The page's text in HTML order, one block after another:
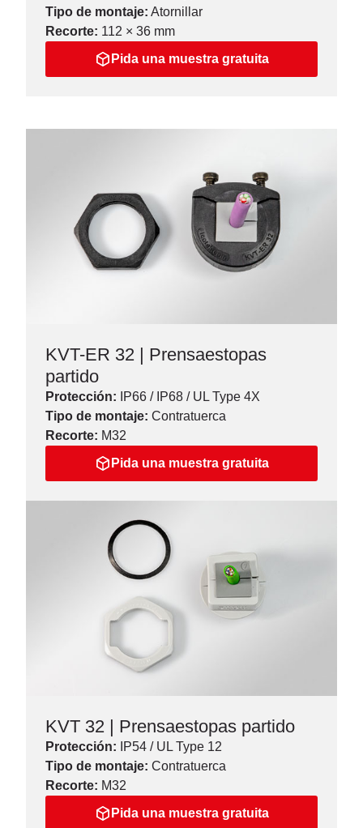
Tipo de montaje: Atornillar
Recorte: 112 × 36 mm
Pida una muestra gratuita
KVT-ER 32 | Prensaestopas
partido
Protección:
IP66 / IP68 / UL Type 4X
Tipo de montaje: Contratuerca
Recorte: M32
Pida una muestra gratuita
KVT 32 | Prensaestopas partido
Protección:
IP54 / UL Type 12
Tipo de montaje: Contratuerca
Recorte: M32
Pida una muestra gratuita